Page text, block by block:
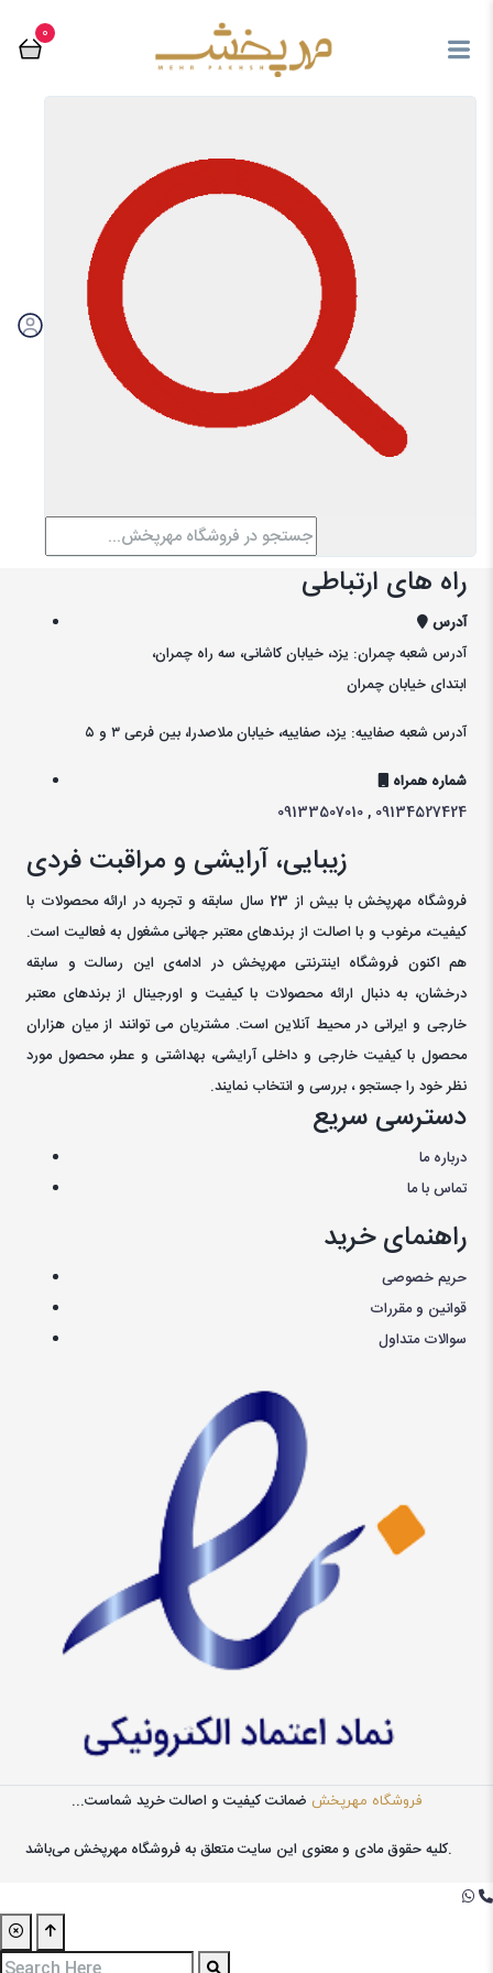
0
فیلتر مرتب سازی بر اساس:
تماس با فروشگاه مهرپخش
از محصولات جدید و فروش ویژه ها با خبر شوید
با ما در ارتباط باشید
راه های ارتباطی
آدرس
آدرس شعبه چمران: یزد، خیابان کاشانی، سه راه چمران،
ابتدای خیابان چمران
آدرس شعبه صفاییه: یزد، صفاییه، خیابان ملاصدرا، بین فرعی ۳ و ۵
شماره همراه
09133507010, 09134527424
زیبایی، آرایشی و مراقبت فردی
فروشگاه مهرپخش با بیش از 23 سال سابقه و تجربه در ارائه محصولات با
کيفيت، مرغوب و با اصالت از برندهای معتبر جهانی مشغول به فعاليت است.
هم اکنون فروشگاه اینترنتی مهرپخش در ادامه‌ی اين رسالت و سابقه
درخشان، به دنبال ارائه محصولات با کيفيت و اورجينال از برندهای معتبر
خارجی و ايرانی در محيط آنلاين است. مشتريان می توانند از ميان هزاران
محصول با کيفيت خارجی و داخلی آرایشی، بهداشتی و عطر، محصول مورد
نظر خود را جستجو ، بررسی و انتخاب نمايند.
دسترسی سریع
درباره ما
تماس با ما
راهنمای خرید
حریم خصوصی
قوانین و مقررات
سوالات متداول
فروشگاه مهرپخش ضمانت کیفیت و اصالت خرید شماست...
کليه حقوق مادی و معنوی اين سايت متعلق به فروشگاه مهرپخش می‌باشد.